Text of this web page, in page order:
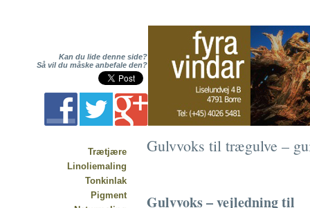
Kan du lide denne side?
Så vil du måske anbefale den?
Trætjære
Linoliemaling
Tonkinlak
Pigment
Gulvvoks til trægulve –
Gulvvoks – vejledning til